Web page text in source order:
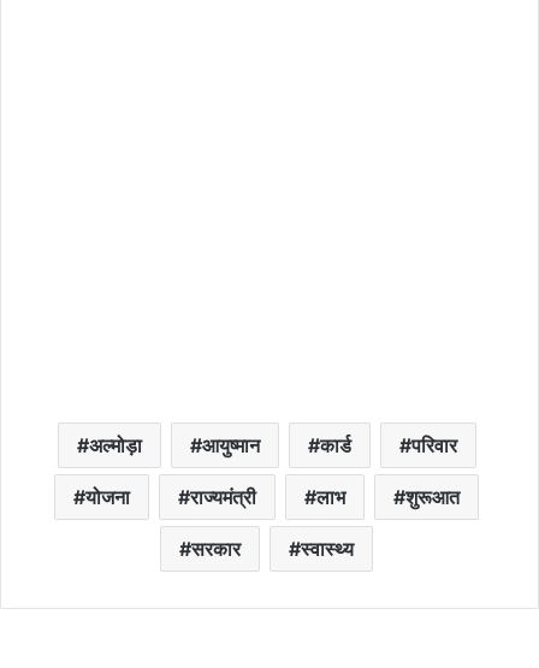
अल्मोड़ा आयुष्मान कार्ड परिवार
योजना राज्यमंत्री लाभ शुरूआत
सरकार स्वास्थ्य